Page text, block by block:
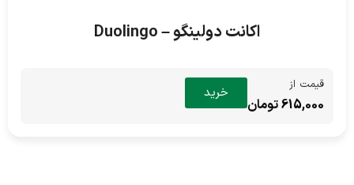
اکانت دولینگو – Duolingo
قیمت از
615,000 تومان
خرید